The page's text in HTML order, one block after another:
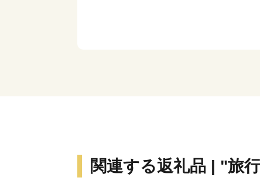
関連する返礼品 | "旅